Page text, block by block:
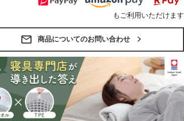
もご利用いただけます
商品についてのお問い合わせ